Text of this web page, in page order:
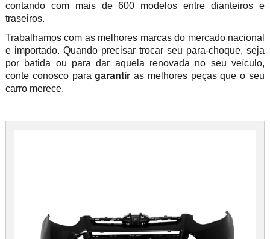
contando com mais de 600 modelos entre dianteiros e
traseiros.
Trabalhamos com as melhores marcas do mercado nacional
e importado. Quando precisar trocar seu para-choque, seja
por batida ou para dar aquela renovada no seu veículo,
conte conosco paragarantir as melhores peças que o seu
carro merece.